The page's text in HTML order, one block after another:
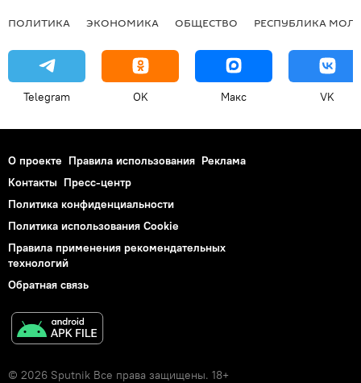
ПОЛИТИКА ЭКОНОМИКА ОБЩЕСТВО РЕСПУБЛИКА
Telegram OK Макс VK
О проекте Правила использования Реклама
Контакты Пресс-центр
Политика конфиденциальности
Политика использования Cookie
Правила применения рекомендательных
технологий
Обратная связь
© 2026 Sputnik Все права защищены. 18+